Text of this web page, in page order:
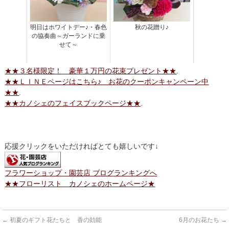
明日はホワイトデー♪・春色
の協奏曲～ガーランドに乗
せて～
秋の花贈り♪
★★３名様限定！ 豪華１万円の花束プレゼント★★.
★★ＬＩＮＥページはこちら♪ お花のクーポンキャンペーン中
★★.
★★カノシェのフェイスブックページ★★.
応援クリックをいただければとても嬉しいです↓
フラワーショップ・園芸店 ブログランキングへ
★★フローリスト カノシェのホームページ★
← 初夏のギフト花たちと 香の効能 6月のお花たち →